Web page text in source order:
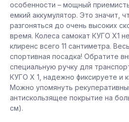
особенности – мощный
емкий аккумулятор. Это значит,
разгоняться до очень высоких
время. Колеса самокат КУГО Х1
клиренс всего 11 сантиметра.
спортивная посадка! Обратите
специальную ручку для
КУГО Х 1, надежно фиксируете и
Можно упомянуть
антискользящее покрытие на
см).